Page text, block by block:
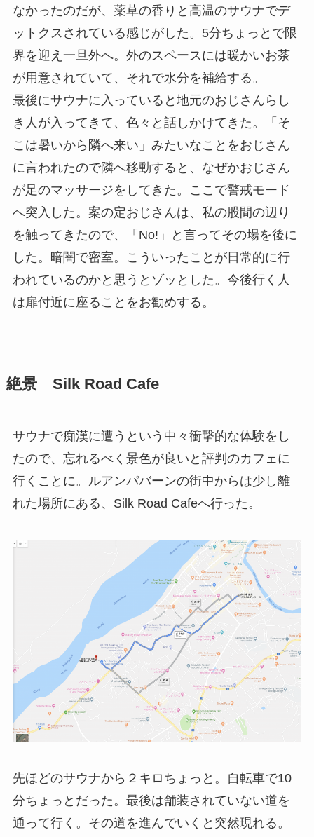
なかったのだが、薬草の香りと高温のサウナでデ
ットクスされている感じがした。5分ちょっとで限
界を迎え一旦外へ。外のスペースには暖かいお茶
が用意されていて、それで水分を補給する。
最後にサウナに入っていると地元のおじさんらし
き人が入ってきて、色々と話しかけてきた。「そ
こは暑いから隣へ来い」みたいなことをおじさん
に言われたので隣へ移動すると、なぜかおじさん
が足のマッサージをしてきた。ここで警戒モード
へ突入した。案の定おじさんは、私の股間の辺り
を触ってきたので、「No!」と言ってその場を後に
した。暗闇で密室。こういったことが日常的に行
われているのかと思うとゾッとした。今後行く人
は扉付近に座ることをお勧めする。
絶景 Silk Road Cafe
サウナで痴漢に遭うという中々衝撃的な体験をし
たので、忘れるべく景色が良いと評判のカフェに
行くことに。ルアンパバーンの街中からは少し離
れた場所にある、Silk Road Cafeへ行った。
先ほどのサウナから２キロちょっと。自転車で10
分ちょっとだった。最後は舗装されていない道を
通って行く。その道を進んでいくと突然現れる。